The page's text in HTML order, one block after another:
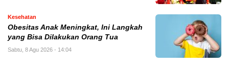
Kesehatan
Obesitas Anak Meningkat, Ini Langkah
yang Bisa Dilakukan Orang Tua
Sabtu, 8 Agu 2026 - 14:04